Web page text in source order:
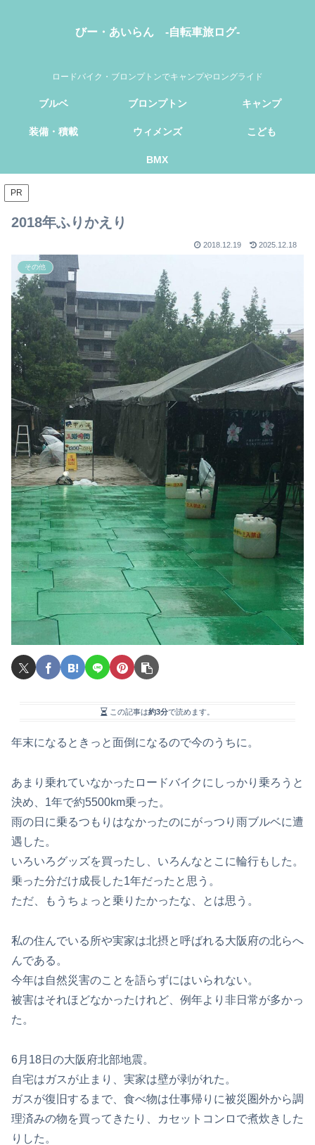
びー・あいらん -自転車旅ログ-
ロードバイク・ブロンプトンでキャンプやロングライド
ブルベ ブロンプトン キャンプ
装備・積載 ウィメンズ こども
BMX
PR
2018年ふりかえり
2018.12.19 2025.12.18
その他
この記事は約3分で読めます。
年末になるときっと面倒になるので今のうちに。
あまり乗れていなかったロードバイクにしっかり乗ろうと
決め、1年で約5500km乗った。
雨の日に乗るつもりはなかったのにがっつり雨ブルベに遭
遇した。
いろいろグッズを買ったし、いろんなとこに輪行もした。
乗った分だけ成長した1年だったと思う。
ただ、もうちょっと乗りたかったな、とは思う。
私の住んでいる所や実家は北摂と呼ばれる大阪府の北らへ
んである。
今年は自然災害のことを語らずにはいられない。
被害はそれほどなかったけれど、例年より非日常が多かっ
た。
6月18日の大阪府北部地震。
自宅はガスが止まり、実家は壁が剥がれた。
ガスが復旧するまで、食べ物は仕事帰りに被災圏外から調
理済みの物を買ってきたり、カセットコンロで煮炊きした
りした。